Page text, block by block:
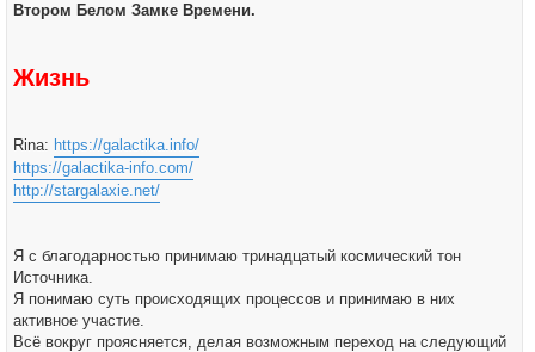
Втором Белом Замке Времени.
Жизнь
Rina: https://galactika.info/
https://galactika-info.com/
http://stargalaxie.net/
Я с благодарностью принимаю тринадцатый космический тон
Источника.
Я понимаю суть происходящих процессов и принимаю в них
активное участие.
Всё вокруг проясняется, делая возможным переход на следующий